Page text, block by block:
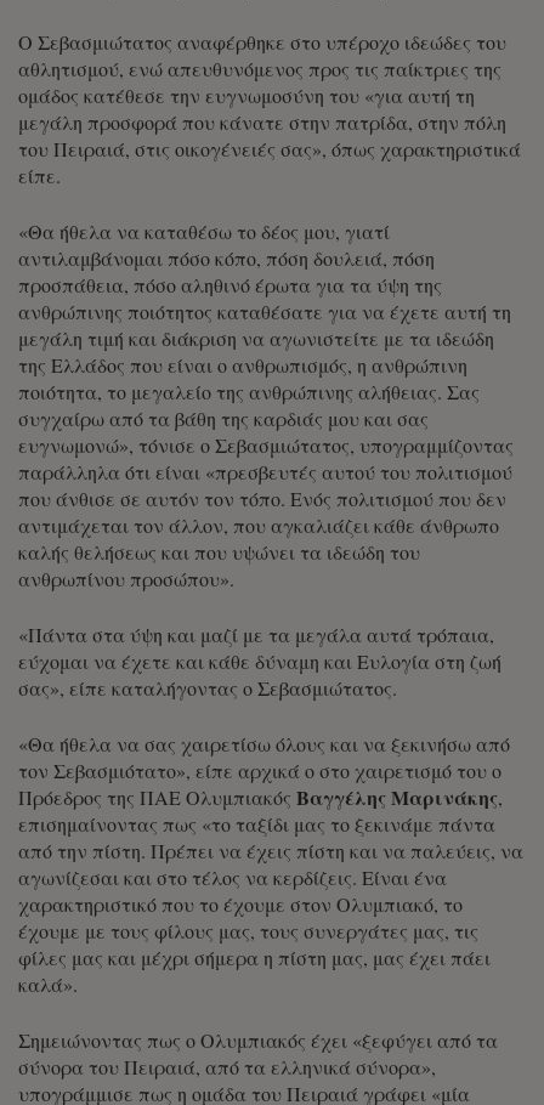
Ο Σεβασμιώτατος αναφέρθηκε στο υπέροχο ιδεώδες του
αθλητισμού, ενώ απευθυνόμενος προς τις παίκτριες της
ομάδος κατέθεσε την ευγνωμοσύνη του «για αυτή τη
μεγάλη προσφορά που κάνατε στην πατρίδα, στην πόλη
του Πειραιά, στις οικογένειές σας», όπως χαρακτηριστικά
είπε.
«Θα ήθελα να καταθέσω το δέος μου, γιατί
αντιλαμβάνομαι πόσο κόπο, πόση δουλειά, πόση
προσπάθεια, πόσο αληθινό έρωτα για τα ύψη της
ανθρώπινης ποιότητος καταθέσατε για να έχετε αυτή τη
μεγάλη τιμή και διάκριση να αγωνιστείτε με τα ιδεώδη
της Ελλάδος που είναι ο ανθρωπισμός, η ανθρώπινη
ποιότητα, το μεγαλείο της ανθρώπινης αλήθειας. Σας
συγχαίρω από τα βάθη της καρδιάς μου και σας
ευγνωμονώ», τόνισε ο Σεβασμιώτατος, υπογραμμίζοντας
παράλληλα ότι είναι «πρεσβευτές αυτού του πολιτισμού
που άνθισε σε αυτόν τον τόπο. Ενός πολιτισμού που δεν
αντιμάχεται τον άλλον, που αγκαλιάζει κάθε άνθρωπο
καλής θελήσεως και που υψώνει τα ιδεώδη του
ανθρωπίνου προσώπου».
«Πάντα στα ύψη και μαζί με τα μεγάλα αυτά τρόπαια,
εύχομαι να έχετε και κάθε δύναμη και Ευλογία στη ζωή
σας», είπε καταλήγοντας ο Σεβασμιώτατος.
«Θα ήθελα να σας χαιρετίσω όλους και να ξεκινήσω από
τον Σεβασμιότατο», είπε αρχικά ο στο χαιρετισμό του ο
Πρόεδρος της ΠΑΕ Ολυμπιακός Βαγγέλης Μαρινάκης,
επισημαίνοντας πως «το ταξίδι μας το ξεκινάμε πάντα
από την πίστη. Πρέπει να έχεις πίστη και να παλεύεις, να
αγωνίζεσαι και στο τέλος να κερδίζεις. Είναι ένα
χαρακτηριστικό που το έχουμε στον Ολυμπιακό, το
έχουμε με τους φίλους μας, τους συνεργάτες μας, τις
φίλες μας και μέχρι σήμερα η πίστη μας, μας έχει πάει
καλά».
Σημειώνοντας πως ο Ολυμπιακός έχει «ξεφύγει από τα
σύνορα του Πειραιά, από τα ελληνικά σύνορα»,
υπογράμμισε πως η ομάδα του Πειραιά γράφει «μία